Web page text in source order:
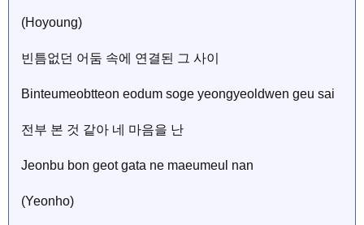
(Hoyoung)
빈틈없던 어둠 속에 연결된 그 사이
Binteumeobtteon eodum soge yeongyeoldwen geu sai
전부 본 것 같아 네 마음을 난
Jeonbu bon geot gata ne maeumeul nan
(Yeonho)